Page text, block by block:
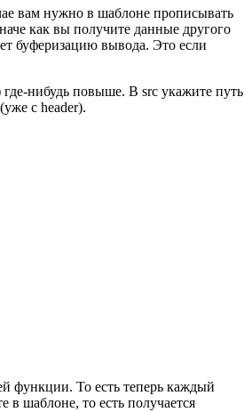
вам нужно в шаблоне прописывать
как вы получите данные другого
буферизацию вывода. Это если
нибудь повыше. В src укажите путь
с header).
функции. То есть теперь каждый
шаблоне, то есть получается